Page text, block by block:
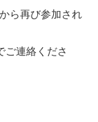
ら再び参加され
ご連絡くださ